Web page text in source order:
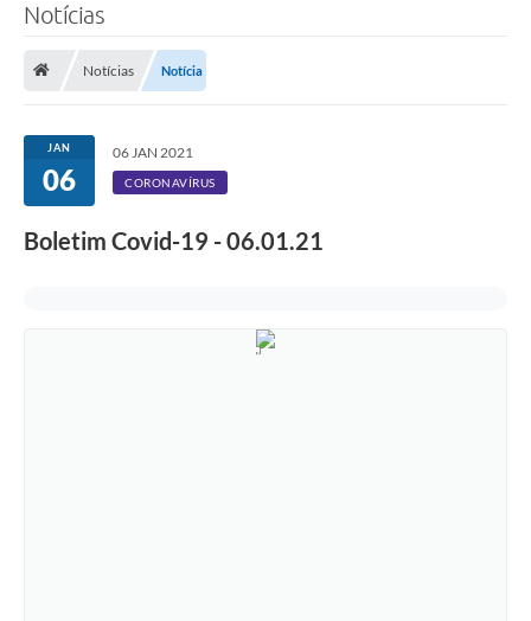
Notícias
Notícias Notícia
JAN
06
06 JAN 2021
CORONAVÍRUS
Boletim Covid-19 - 06.01.21